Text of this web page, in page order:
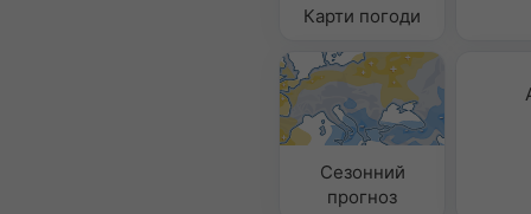
Карти погоди
Сезонний
прогноз